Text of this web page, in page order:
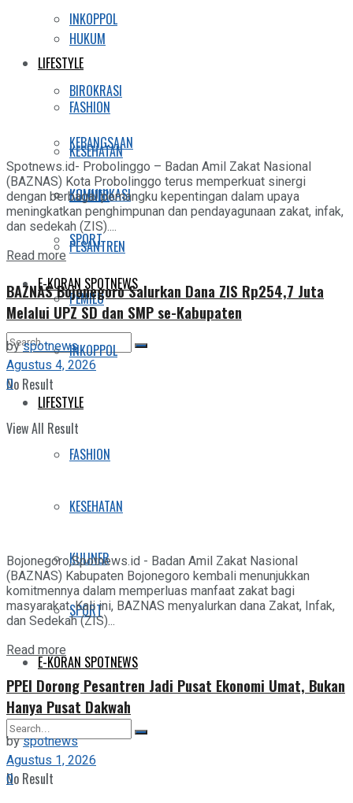
INKOPPOL
LIFESTYLE
FASHION
KESEHATAN
KULINER
SPORT
E-KORAN SPOTNEWS
No Result
View All Result
HUKUM
BIROKRASI
KEBANGSAAN
KOMUNIKASI
PESANTREN
PEMILU
INKOPPOL
LIFESTYLE
FASHION
KESEHATAN
KULINER
SPORT
E-KORAN SPOTNEWS
No Result
Spotnews.id- Probolinggo – Badan Amil Zakat Nasional
(BAZNAS) Kota Probolinggo terus memperkuat sinergi
dengan berbagai pemangku kepentingan dalam upaya
meningkatkan penghimpunan dan pendayagunaan zakat, infak,
dan sedekah (ZIS)....
Read more Details
BAZNAS Bojonegoro Salurkan Dana ZIS Rp254,7 Juta
Melalui UPZ SD dan SMP se-Kabupaten
byspotnews
Agustus 4, 2026
0
Bojonegoro,Spotnews.id - Badan Amil Zakat Nasional
(BAZNAS) Kabupaten Bojonegoro kembali menunjukkan
komitmennya dalam memperluas manfaat zakat bagi
masyarakat. Kali ini, BAZNAS menyalurkan dana Zakat, Infak,
dan Sedekah (ZIS)...
Read more
PPEI Dorong Pesantren Jadi Pusat Ekonomi Umat, Bukan
Hanya Pusat Dakwah
byspotnews
Agustus 1, 2026
0